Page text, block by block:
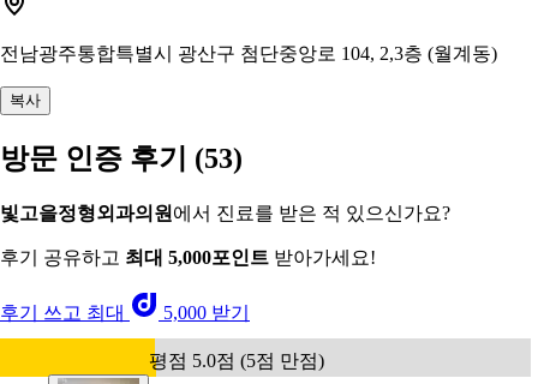
전남광주통합특별시 광산구 첨단중앙로 104, 2,3층 (월계동)
복사
방문 인증 후기 (53)
빛고을정형외과의원 에서 진료를 받은 적 있으신가요?
후기 공유하고 최대 5,000포인트 받아가세요!
후기 쓰고 최대 5,000 받기
평점 5.0점 (5점 만점)